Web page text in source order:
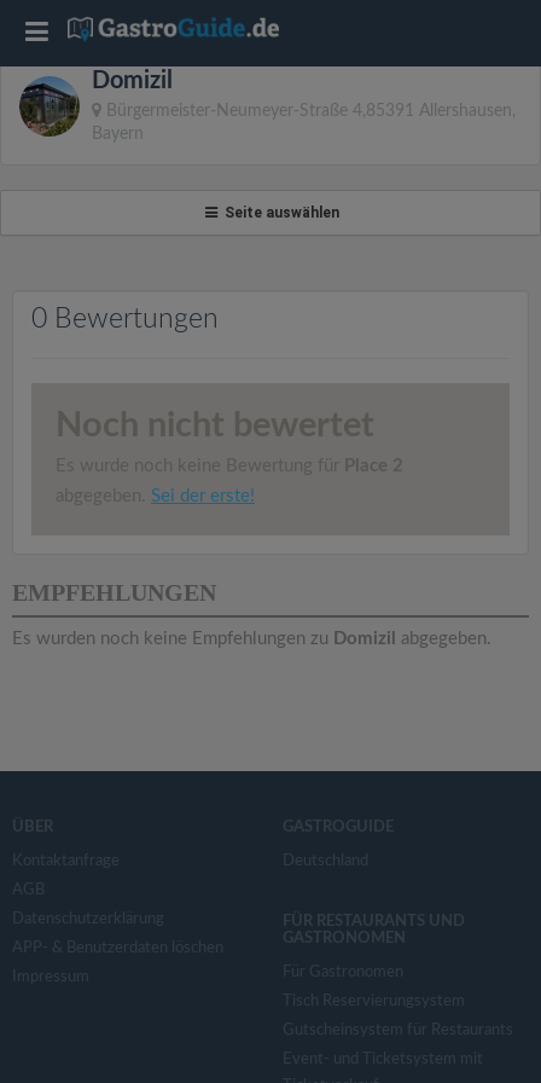
Domizil
Bürgermeister-Neumeyer-Straße 4,85391 Allershausen,
Bayern
Seite auswählen
0 Bewertungen
Noch nicht bewertet
Es wurde noch keine Bewertung für Place 2
abgegeben. Sei der erste!
EMPFEHLUNGEN
Es wurden noch keine Empfehlungen zu Domizil abgegeben.
ÜBER
Kontaktanfrage
AGB
Datenschutzerklärung
APP- & Benutzerdaten löschen
Impressum
GASTROGUIDE
Deutschland
FÜR RESTAURANTS UND
GASTRONOMEN
Für Gastronomen
Tisch Reservierungsystem
Gutscheinsystem für Restaurants
Event- und Ticketsystem mit
T
o
i
i
o